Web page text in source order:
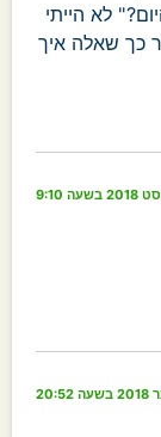
לא הייתי
כך שאלה איך